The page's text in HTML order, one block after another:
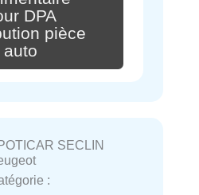
DPA
pièce
auto
SECLIN
: